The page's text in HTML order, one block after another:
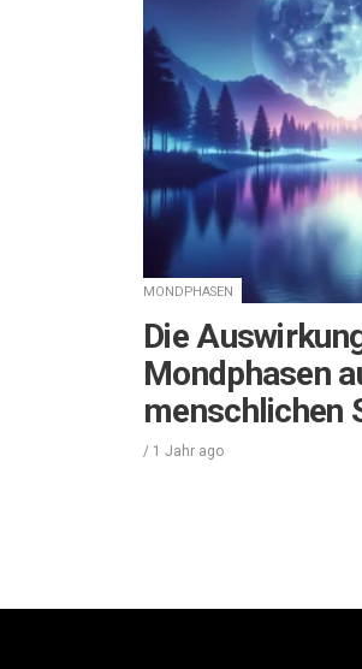
MONDPHASEN
Die
Mondphasen
menschlichen
/ 1 Jahr ago